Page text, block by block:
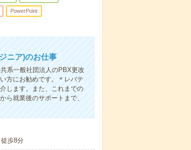
PowerPoint
ニア)のお仕事
系一般社団法人のPBX更改
方にお勧めです。＊レバテ
します。また、これまでの
ら就業後のサポートまで、
歩8分